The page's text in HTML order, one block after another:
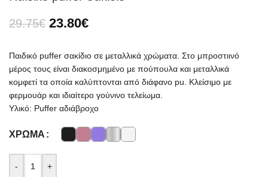
29.75€ 23.80€
Παιδικό puffer σακίδιο σε μεταλλικά χρώματα. Στο μπροστιινό
μέρος τους είναι διακοσμημένο με πούπουλα και μεταλλικά
κομφετί τα οποία καλύπτονται από διάφανο pu. Κλείσιμο με
φερμουάρ και ιδιαίτερο γούνινο τελείωμα.
Υλικό: Puffer αδιάβροχο
ΧΡΏΜΑ
- +